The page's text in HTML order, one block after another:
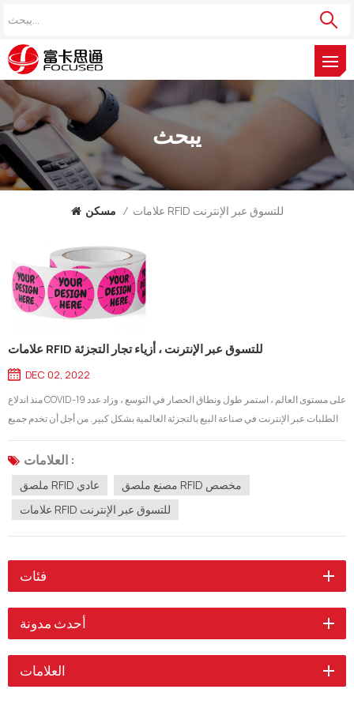
يبحث
مسكن / علامات RFID للتسوق عبر الإنترنت
علامات RFID للتسوق عبر الإنترنت ، أزياء تجار التجزئة
DEC 02, 2022
منذ اندلاع COVID-19 على مستوى العالم ، استمر طول ونطاق الحصار في التوسع ، وزاد عدد
الطلبات عبر الإنترنت في صناعة البيع بالتجزئة العالمية بشكل كبير. من أجل أن تخدم جميع
قنوات المبيعات العملاء بشكل أفضل وتوفر المنتج المناسب في الوقت والمكان المناسبين
العلامات :
ملصق RFID عادي
مصنع ملصق RFID مخصص
علامات RFID للتسوق عبر الإنترنت
فئات
أحدث مدونة
العلامات